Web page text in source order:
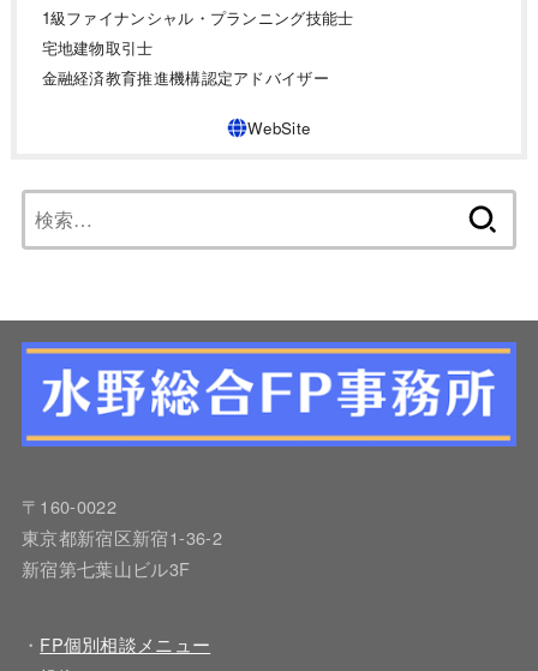
1級ファイナンシャル・プランニング技能士
宅地建物取引士
金融経済教育推進機構認定アドバイザー
索:
〒160-0022
東京都新宿区新宿1-36-2
新宿第七葉山ビル3F
・ FP個別相談メニュー